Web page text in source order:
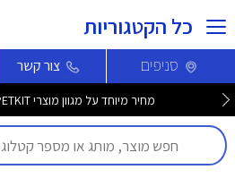
כל הקטגוריות
סניפים צור קשר
מחיר מיוחד על מגוון מוצרי PETKIT לחברי מועדון >>